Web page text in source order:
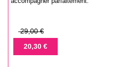
Prix
base
29,00 €
Prix20,30 €